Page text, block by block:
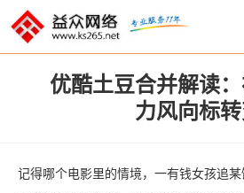
优酷土豆合并解读
力风向标
记得哪个电影里的情境，一有钱女孩追